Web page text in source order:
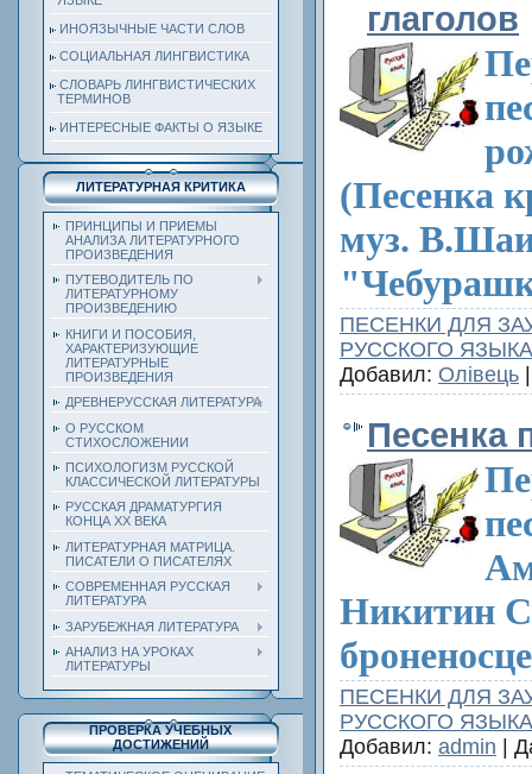
ИНОЯЗЫЧНЫЕ ЧАСТИ СЛОВ
СОЦИАЛЬНАЯ ЛИНГВИСТИКА
СЛОВАРЬ ЛИНГВИСТИЧЕСКИХ
ТЕРМИНОВ
ИНТЕРЕСНЫЕ ФАКТЫ О ЯЗЫКЕ
ЛИТЕРАТУРНАЯ КРИТИКА
ПРИНЦИПЫ И ПРИЕМЫ
АНАЛИЗА ЛИТЕРАТУРНОГО
ПРОИЗВЕДЕНИЯ
ПУТЕВОДИТЕЛЬ ПО
ЛИТЕРАТУРНОМУ
ПРОИЗВЕДЕНИЮ
КНИГИ И ПОСОБИЯ,
ХАРАКТЕРИЗУЮЩИЕ
ЛИТЕРАТУРНЫЕ
ПРОИЗВЕДЕНИЯ
ДРЕВНЕРУССКАЯ ЛИТЕРАТУРА
О РУССКОМ
СТИХОСЛОЖЕНИИ
ПСИХОЛОГИЗМ РУССКОЙ
КЛАССИЧЕСКОЙ ЛИТЕРАТУРЫ
РУССКАЯ ДРАМАТУРГИЯ
КОНЦА ХХ ВЕКА
ЛИТЕРАТУРНАЯ МАТРИЦА.
ПИСАТЕЛИ О ПИСАТЕЛЯХ
СОВРЕМЕННАЯ РУССКАЯ
ЛИТЕРАТУРА
ЗАРУБЕЖНАЯ ЛИТЕРАТУРА
АНАЛИЗ НА УРОКАХ
ЛИТЕРАТУРЫ
ПРОВЕРКА УЧЕБНЫХ
ДОСТИЖЕНИЙ
глаголов
(Песенка
муз.
ПЕСЕНКИ ДЛЯ
РУССКОГО ЯЗЫКА
Добавил: Олівець
Песенка
Никитин
ПЕСЕНКИ ДЛЯ
РУССКОГО ЯЗЫКА
Добавил: admin |